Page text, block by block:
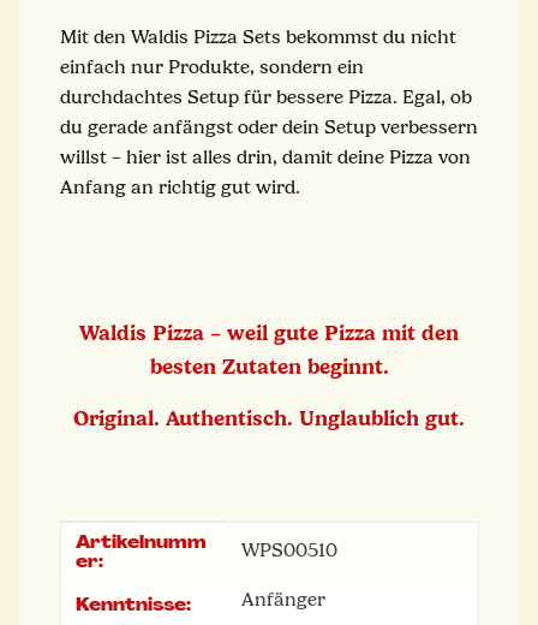
Mit den Waldis Pizza Sets bekommst du nicht
einfach nur Produkte, sondern ein
durchdachtes Setup für bessere Pizza. Egal, ob
du gerade anfängst oder dein Setup verbessern
willst – hier ist alles drin, damit deine Pizza von
Anfang an richtig gut wird.
Waldis Pizza – weil gute Pizza mit den
besten Zutaten beginnt.
Original. Authentisch. Unglaublich gut.
Produkteigenschaft
Wert
Artikelnumm
er:
WPS00510
Kenntnisse: Anfänger